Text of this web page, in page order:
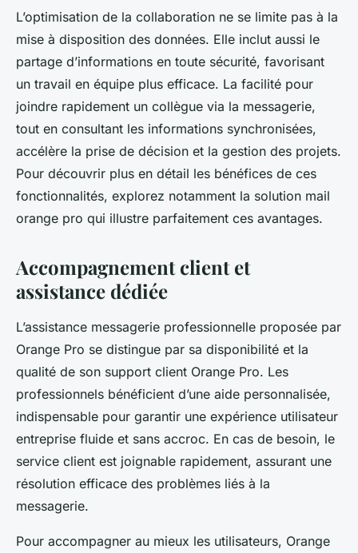
L’optimisation de la collaboration ne se limite pas à la
mise à disposition des données. Elle inclut aussi le
partage d’informations en toute sécurité, favorisant
un travail en équipe plus efficace. La facilité pour
joindre rapidement un collègue via la messagerie,
tout en consultant les informations synchronisées,
accélère la prise de décision et la gestion des projets.
Pour découvrir plus en détail les bénéfices de ces
fonctionnalités, explorez notamment la solution mail
orange pro qui illustre parfaitement ces avantages.
Accompagnement client et
assistance dédiée
L’assistance messagerie professionnelle proposée par
Orange Pro se distingue par sa disponibilité et la
qualité de son support client Orange Pro. Les
professionnels bénéficient d’une aide personnalisée,
indispensable pour garantir une expérience utilisateur
entreprise fluide et sans accroc. En cas de besoin, le
service client est joignable rapidement, assurant une
résolution efficace des problèmes liés à la
messagerie.
Pour accompagner au mieux les utilisateurs, Orange